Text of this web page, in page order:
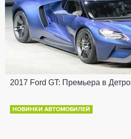
2017 Ford GT: Премьера в
НОВИНКИ АВТОМОБИЛЕЙ